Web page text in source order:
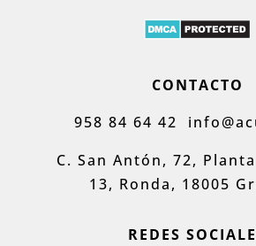
CONTACTO
958 84 64 42
C. San Antón, 72,
13, Ronda, 18005
REDES